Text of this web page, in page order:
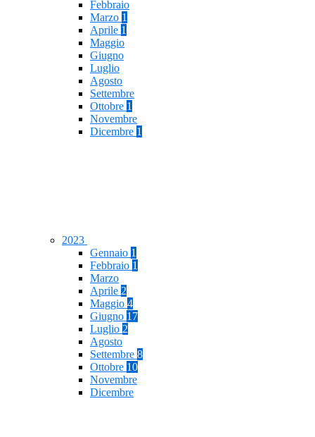
Febbraio
Marzo 1
Aprile 1
Maggio
Giugno
Luglio
Agosto
Settembre
Ottobre 1
Novembre
Dicembre 1
2023
Gennaio 1
Febbraio 1
Marzo
Aprile 2
Maggio 4
Giugno 17
Luglio 2
Agosto
Settembre 8
Ottobre 10
Novembre
Dicembre